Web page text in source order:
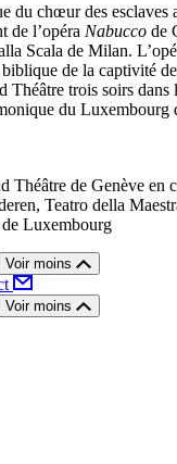
du chœur des esclaves
de l’opéra Nabucco de
Scala de Milan.
de la captivité
Théâtre trois soirs dans
du Luxembourg
Théâtre de Genève en
Teatro della
Luxembourg
Voir moins
Voir moins